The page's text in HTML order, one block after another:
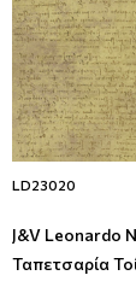
LD23020
J&V Leonardo
Ταπετσαρία